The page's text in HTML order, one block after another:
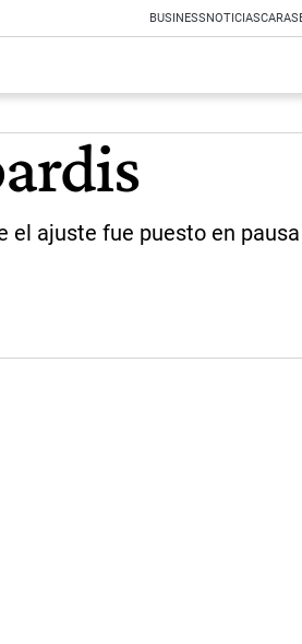
BUSINESSNOTICIASCARAS
ajuste fue puesto en